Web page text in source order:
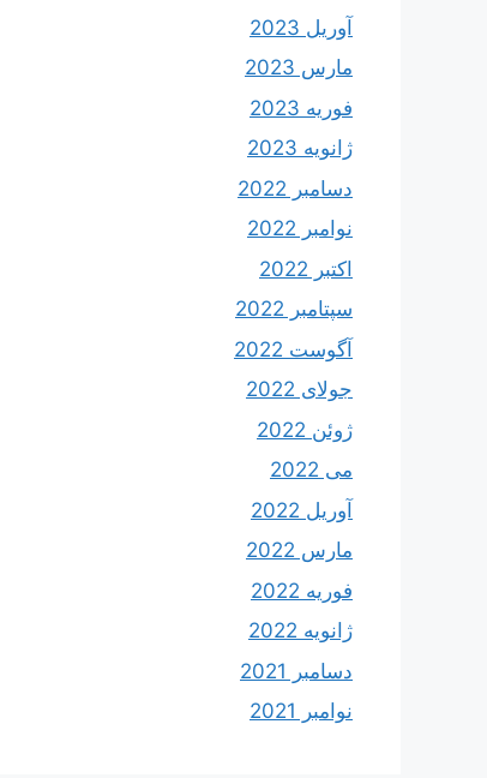
آوریل 2023
مارس 2023
فوریه 2023
ژانویه 2023
دسامبر 2022
نوامبر 2022
اکتبر 2022
سپتامبر 2022
آگوست 2022
جولای 2022
ژوئن 2022
می 2022
آوریل 2022
مارس 2022
فوریه 2022
ژانویه 2022
دسامبر 2021
نوامبر 2021